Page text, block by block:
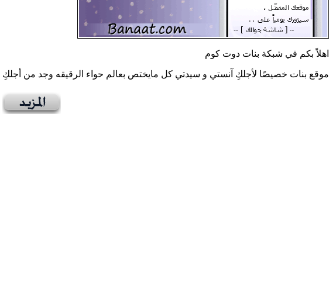
اهلاً بكم في شبكة بنات دوت كوم
موقع بنات خصيصًا لأجلكِ آنستي و سيدتي كل مايختص بعالم حواء الرقيقه وجد من أجلكِ